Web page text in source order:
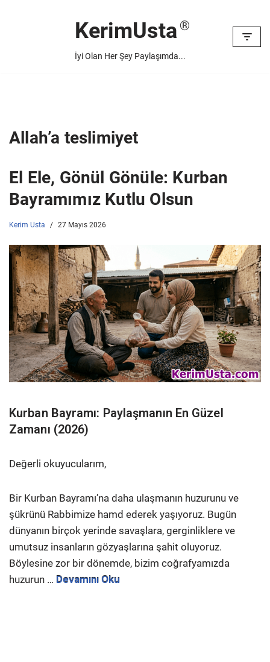
KerimUsta
İyi Olan Her Şey Paylaşımda...
Allah’a teslimiyet
El Ele, Gönül Gönüle: Kurban
Bayramımız Kutlu Olsun
Kerim Usta 27 Mayıs 2026
Kurban Bayramı: Paylaşmanın En Güzel
Zamanı (2026)
Değerli okuyucularım,
Bir Kurban Bayramı’na daha ulaşmanın huzurunu ve
şükrünü Rabbimize hamd ederek yaşıyoruz. Bugün
dünyanın birçok yerinde savaşlara, gerginliklere ve
umutsuz insanların gözyaşlarına şahit oluyoruz.
Böylesine zor bir dönemde, bizim coğrafyamızda
huzurun … Devamını Oku